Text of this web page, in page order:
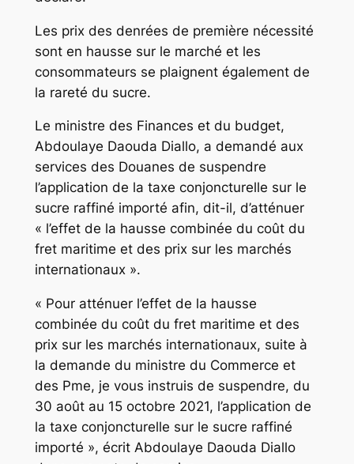
Les prix des denrées de première nécessité
sont en hausse sur le marché et les
consommateurs se plaignent également de
la rareté du sucre.
Le ministre des Finances et du budget,
Abdoulaye Daouda Diallo, a demandé aux
services des Douanes de suspendre
l’application de la taxe conjoncturelle sur le
sucre raffiné importé afin, dit-il, d’atténuer
« l’effet de la hausse combinée du coût du
fret maritime et des prix sur les marchés
internationaux ».
« Pour atténuer l’effet de la hausse
combinée du coût du fret maritime et des
prix sur les marchés internationaux, suite à
la demande du ministre du Commerce et
des Pme, je vous instruis de suspendre, du
30 août au 15 octobre 2021, l’application de
la taxe conjoncturelle sur le sucre raffiné
importé », écrit Abdoulaye Daouda Diallo